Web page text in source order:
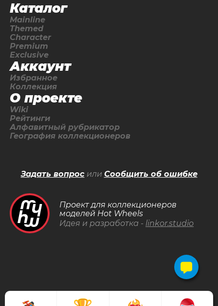
Каталог
Mainline
Themed
Character
Premium
Exclusive
Аккаунт
Избранное
Коллекция
О проекте
Wiki
Рейтинги
Алфавитный рубрикатор
География коллекционеров
Проект для коллекционеров
моделей Hot Wheels
Идея и разработка - linkor.studio
Задать вопросили Сообщить об ошибке